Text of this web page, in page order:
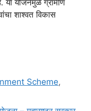
या योजनेमुळे ग्रामीण
शाश्वत विकास
Scheme,